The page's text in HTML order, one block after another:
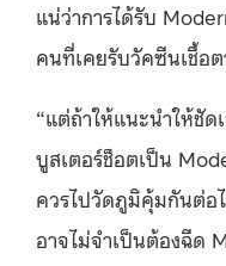
แน่ว่าการได้รับ
คนที่เคยรับวัคซีนเชื้อ
“แต่ถ้าให้แนะนำให้ชัด
บูสเตอร์ช็อตเป็น
ควรไปวัดภูมิคุ้มกันต่อ
อาจไม่จำเป็นต้องฉีด